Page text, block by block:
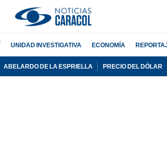
UNIDAD INVESTIGATIVA ECONOMÍA
ABELARDO DE LA ESPRIELLA PRECIO DEL DÓLAR